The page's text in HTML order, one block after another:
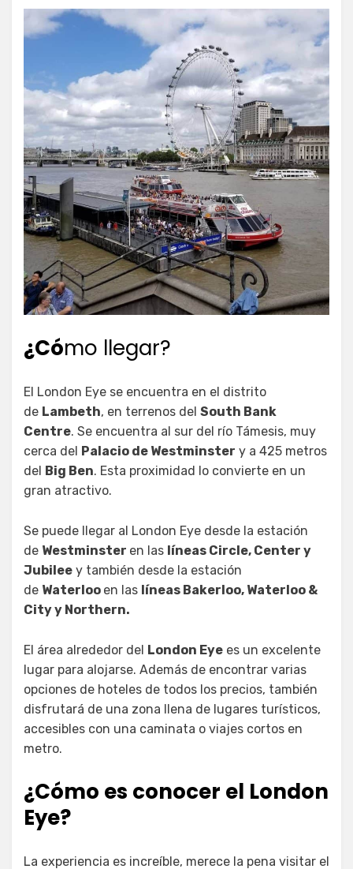
¿Cómo llegar?
El London Eye se encuentra en el distrito
de Lambeth, en terrenos del South Bank
Centre. Se encuentra al sur del río Támesis, muy
cerca del Palacio de Westminster y a 425 metros
del Big Ben. Esta proximidad lo convierte en un
gran atractivo.
Se puede llegar al London Eye desde la estación
de Westminster en las líneas Circle, Center y
Jubilee y también desde la estación
de Waterloo en las líneas Bakerloo, Waterloo &
City y Northern.
El área alrededor del London Eye es un excelente
lugar para alojarse. Además de encontrar varias
opciones de hoteles de todos los precios, también
disfrutará de una zona llena de lugares turísticos,
accesibles con una caminata o viajes cortos en
metro.
¿Cómo es conocer el London
Eye?
La experiencia es increíble, merece la pena visitar el